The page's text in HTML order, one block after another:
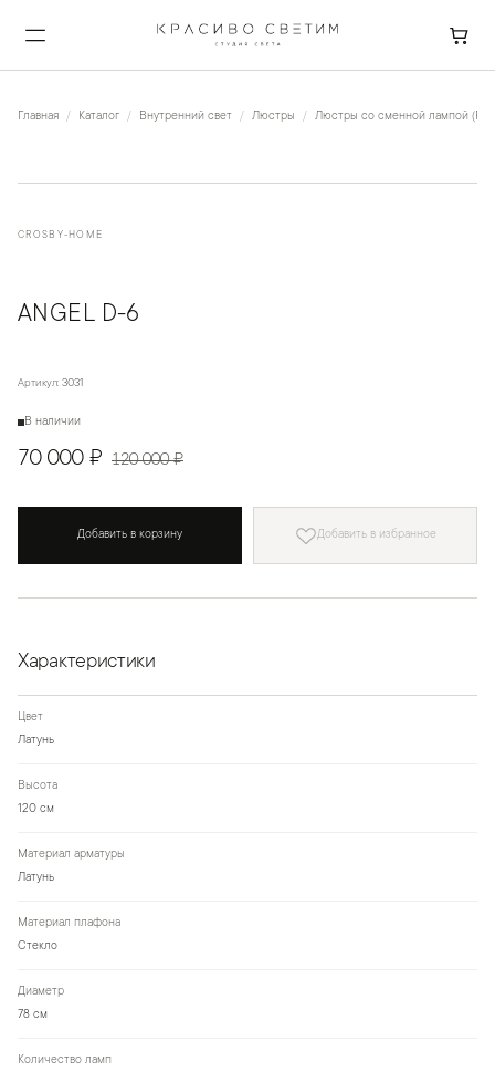
Главная Каталог Внутренний свет Люстры Люстры со сменной лампой
CROSBY-HOME
ANGEL D-6
Артикул: 3031
В наличии
70 000 ₽ 120 000 ₽
Добавить в корзину Добавить в избранное
Характеристики
Цвет
Латунь
Высота
120 см
Материал арматуры
Латунь
Материал плафона
Стекло
Диаметр
78 см
Количество ламп